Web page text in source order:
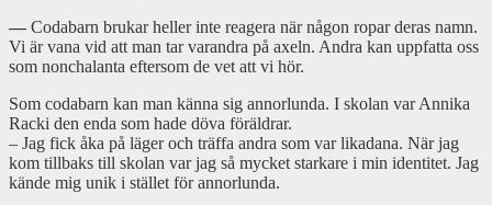
— Codabarn brukar heller inte reagera när någon ropar deras namn.
Vi är vana vid att man tar varandra på axeln. Andra kan uppfatta oss
som nonchalanta eftersom de vet att vi hör.
Som codabarn kan man känna sig annorlunda. I skolan var Annika
Racki den enda som hade döva föräldrar.
– Jag fick åka på läger och träffa andra som var likadana. När jag
kom tillbaks till skolan var jag så mycket starkare i min identitet. Jag
kände mig unik i stället för annorlunda.